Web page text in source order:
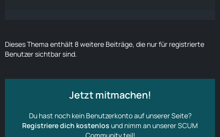
Dieses Thema enthält 8 weitere Beiträge, die nur für registrierte
Benutzer sichtbar sind.
Jetzt mitmachen!
Du hast noch kein Benutzerkonto auf unserer Seite?
Registriere dich kostenlos und nimm an unserer SCUM